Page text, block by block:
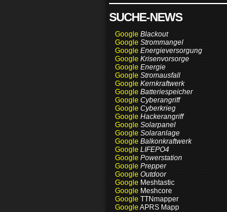
SUCHE-NEWS
Google Blackout
Google Strommangel
Google Energieversorgung
Google Krisenvorsorge
Google Energie
Google Stromausfall
Google Kernkraftwerk
Google Batteriespeicher
Google Cyberangriff
Google Cyberkrieg
Google Hackerangriff
Google Solarpanel
Google Solaranlage
Google Balkonkraftwerk
Google LIFEPO4
Google Powerstation
Google Prepper
Google Outdoor
Google Meshtastic
Google Meshcore
Google TTNmapper
Google APRS Mapp